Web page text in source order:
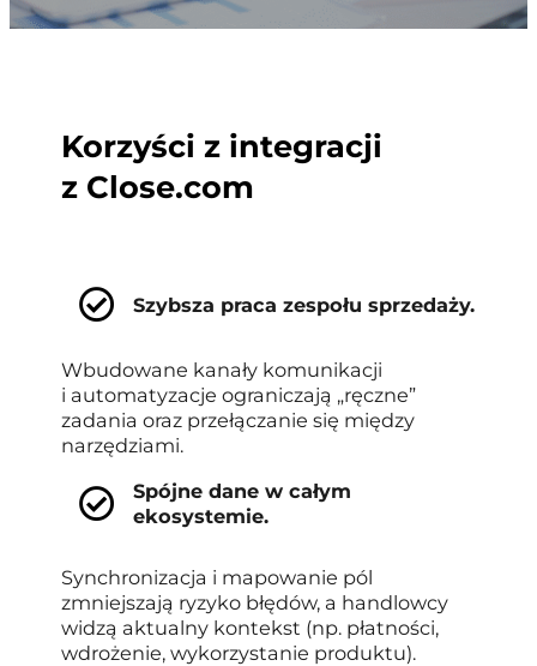
Korzyści z integracji
z Close.com
Szybsza praca zespołu sprzedaży.
Wbudowane kanały komunikacji
i automatyzacje ograniczają „ręczne”
zadania oraz przełączanie się między
narzędziami.
Spójne dane w całym
ekosystemie.
Synchronizacja i mapowanie pól
zmniejszają ryzyko błędów, a handlowcy
widzą aktualny kontekst (np. płatności,
wdrożenie, wykorzystanie produktu).